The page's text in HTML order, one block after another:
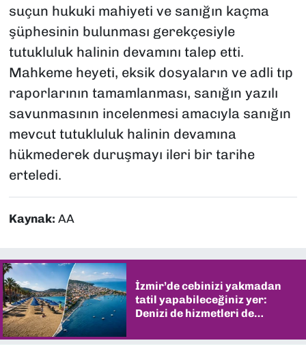
suçun hukuki mahiyeti ve sanığın kaçma
şüphesinin bulunması gerekçesiyle
tutukluluk halinin devamını talep etti.
Mahkeme heyeti, eksik dosyaların ve adli tıp
raporlarının tamamlanması, sanığın yazılı
savunmasının incelenmesi amacıyla sanığın
mevcut tutukluluk halinin devamına
hükmederek duruşmayı ileri bir tarihe
erteledi.
Kaynak: AA
İzmir’de cebinizi yakmadan
tatil yapabileceğiniz yer:
Denizi de hizmetleri de